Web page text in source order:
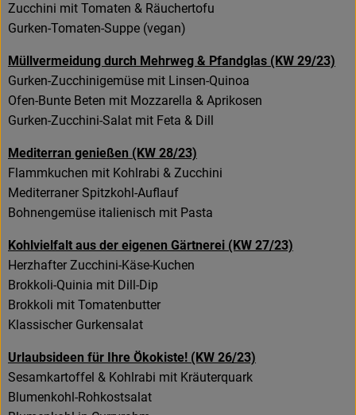
Zucchini mit Tomaten & Räuchertofu
Gurken-Tomaten-Suppe (vegan)
Müllvermeidung durch Mehrweg & Pfandglas (KW 29/23)
Gurken-Zucchinigemüse mit Linsen-Quinoa
Ofen-Bunte Beten mit Mozzarella & Aprikosen
Gurken-Zucchini-Salat mit Feta & Dill
Mediterran genießen (KW 28/23)
Flammkuchen mit Kohlrabi & Zucchini
Mediterraner Spitzkohl-Auflauf
Bohnengemüse italienisch mit Pasta
Kohlvielfalt aus der eigenen Gärtnerei (KW 27/23)
Herzhafter Zucchini-Käse-Kuchen
Brokkoli-Quinia mit Dill-Dip
Brokkoli mit Tomatenbutter
Klassischer Gurkensalat
Urlaubsideen für Ihre Ökokiste! (KW 26/23)
Sesamkartoffel & Kohlrabi mit Kräuterquark
Blumenkohl-Rohkostsalat